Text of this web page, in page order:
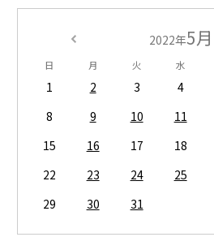
2022年5月
日 月 火 水
1 2 3 4
8
9 10 11
15
16 17 18
22
23 24 25
29
30 31